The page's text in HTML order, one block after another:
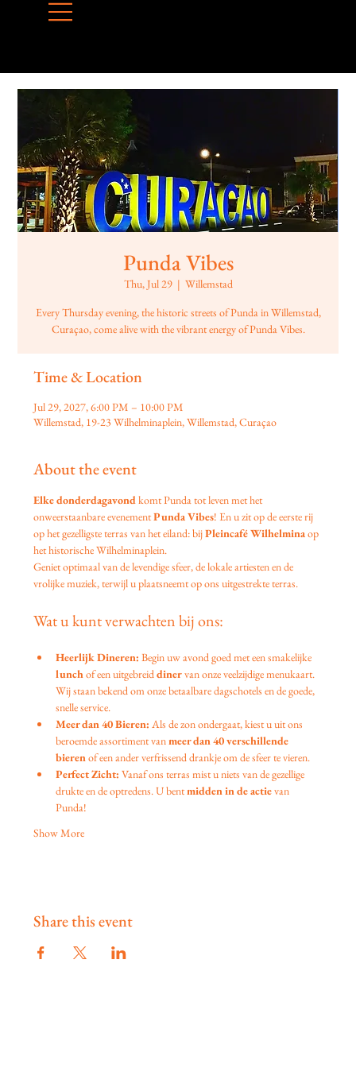
Punda Vibes
Thu, Jul 29
  |
Willemstad
Every Thursday evening, the historic streets of Punda in Willemstad,
Curaçao, come alive with the vibrant energy of Punda Vibes.
Time & Location
Jul 29, 2027, 6:00 PM – 10:00 PM
Willemstad, 19-23 Wilhelminaplein, Willemstad, Curaçao
About the event
Elke donderdagavond komt Punda tot leven met het
onweerstaanbare evenement Punda Vibes! En u zit op de eerste rij
op het gezelligste terras van het eiland: bij Pleincafé Wilhelmina op
het historische Wilhelminaplein.
Geniet optimaal van de levendige sfeer, de lokale artiesten en de
vrolijke muziek, terwijl u plaatsneemt op ons uitgestrekte terras.
Wat u kunt verwachten bij ons:
Heerlijk Dineren: Begin uw avond goed met een smakelijke
lunch of een uitgebreid diner van onze veelzijdige menukaart.
Wij staan bekend om onze betaalbare dagschotels en de goede,
snelle service.
Meer dan 40 Bieren: Als de zon ondergaat, kiest u uit ons
beroemde assortiment van meer dan 40 verschillende
bieren of een ander verfrissend drankje om de sfeer te vieren.
Perfect Zicht: Vanaf ons terras mist u niets van de gezellige
drukte en de optredens. U bent midden in de actie van
Punda!
Show More
Share this event